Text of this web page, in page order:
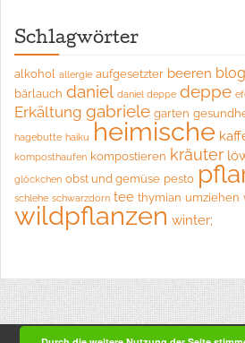
Schlagwörter
alkohol allergie aufgesetzter beeren blog
bärlauch daniel daniel deppe deppe
Erkältung gabriele garten
hagebutte haiku heimische
komposthaufen kompostieren kräuter
glöckchen obst und gemüse pesto
schlehe schwarzdorn tee thymian umziehen
wildpflanzen winter;